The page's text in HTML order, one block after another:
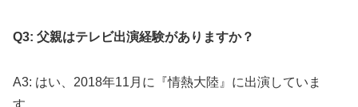
Q3: 父親はテレビ出演経験がありますか？
A3: はい、2018年11月に『情熱大陸』に出演していま
す。